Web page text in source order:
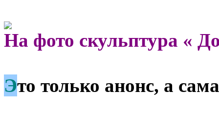
На фото скульптура «
Это только анонс, а